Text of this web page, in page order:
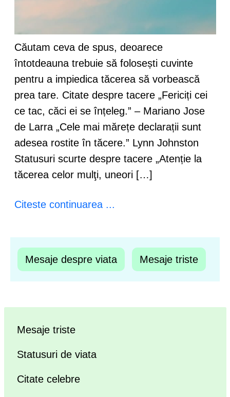
Căutam ceva de spus, deoarece
întotdeauna trebuie să folosești cuvinte
pentru a impiedica tăcerea să vorbească
prea tare. Citate despre tacere „Fericiți cei
ce tac, căci ei se înțeleg.” – Mariano Jose
de Larra „Cele mai mărețe declarații sunt
adesea rostite în tăcere.” Lynn Johnston
Statusuri scurte despre tacere „Atenție la
tăcerea celor mulţi, uneori […]
Citeste continuarea ...
Mesaje despre viata Mesaje triste
Mesaje triste
Statusuri de viata
Citate celebre